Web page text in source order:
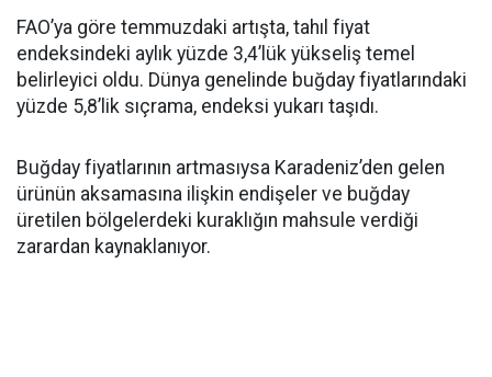
FAO’ya göre temmuzdaki artışta, tahıl fiyat
endeksindeki aylık yüzde 3,4’lük yükseliş temel
belirleyici oldu. Dünya genelinde buğday fiyatlarındaki
yüzde 5,8’lik sıçrama, endeksi yukarı taşıdı.
Buğday fiyatlarının artmasıysa Karadeniz’den gelen
ürünün aksamasına ilişkin endişeler ve buğday
üretilen bölgelerdeki kuraklığın mahsule verdiği
zarardan kaynaklanıyor.